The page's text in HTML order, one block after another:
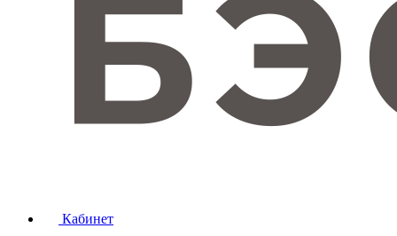
Кабинет